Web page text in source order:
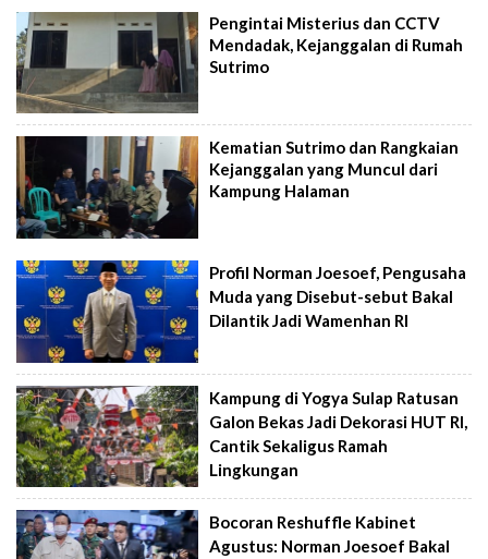
Pengintai Misterius dan CCTV
Mendadak, Kejanggalan di Rumah
Sutrimo
Kematian Sutrimo dan Rangkaian
Kejanggalan yang Muncul dari
Kampung Halaman
Profil Norman Joesoef, Pengusaha
Muda yang Disebut-sebut Bakal
Dilantik Jadi Wamenhan RI
Kampung di Yogya Sulap Ratusan
Galon Bekas Jadi Dekorasi HUT RI,
Cantik Sekaligus Ramah
Lingkungan
Bocoran Reshuffle Kabinet
Agustus: Norman Joesoef Bakal